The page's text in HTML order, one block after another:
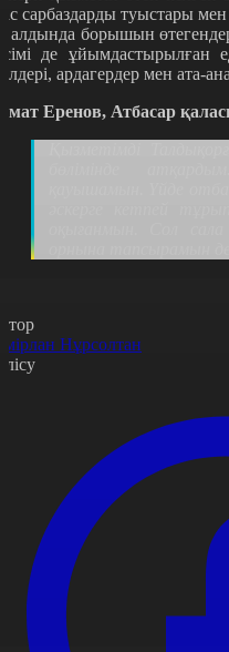
сарбаздарды туыстары
алдында борышын
де ұйымдастырылған
ардагердер мен ата-
Еренов, Атбасар
Нұрсолтан